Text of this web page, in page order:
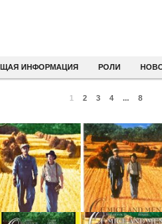
ИНФОРМАЦИЯ РОЛИ
1 2 3 4 ... 8